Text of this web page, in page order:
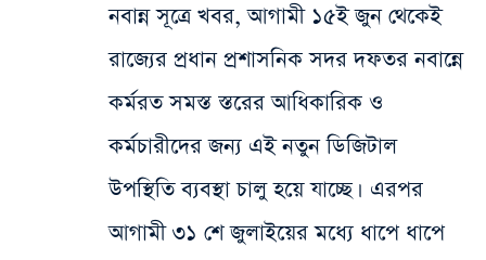
নবান্ন সূত্রে খবর, আগামী ১৫ই জুন থেকেই
রাজ্যের প্রধান প্রশাসনিক সদর দফতর নবান্নে
কর্মরত সমস্ত স্তরের আধিকারিক ও
কর্মচারীদের জন্য এই নতুন ডিজিটাল
উপস্থিতি ব্যবস্থা চালু হয়ে যাচ্ছে। এরপর
আগামী ৩১ শে জুলাইয়ের মধ্যে ধাপে ধাপে